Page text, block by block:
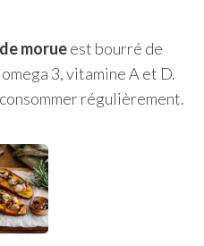
morueest bourré de
3, vitamine A et D.
régulièrement.